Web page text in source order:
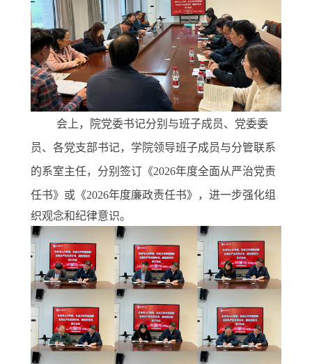
会上，院党委书记分别与班子成员、党委委
员、各党支部书记，学院领导班子成员与分管联系
的系室主任，分别签订《2026年度全面从严治党责
任书》 或 《2026年度廉政责任书》，进一步强化组
织观念和纪律意识。